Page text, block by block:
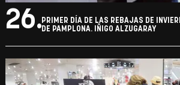
26.PRIMER DÍA DE LAS REBAJAS DE
DE PAMPLONA. IÑIGO ALZUGARAY